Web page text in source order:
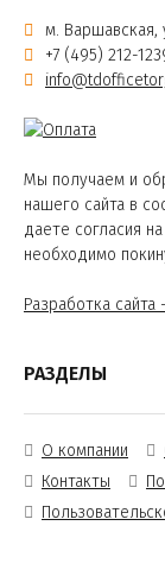
м. Варшавская,
+7 (495) 212-
Мы получаем и
нашего сайта в
даете согласия
необходимо
Разработка сайта
РАЗДЕЛЫ
О компании
Контакты